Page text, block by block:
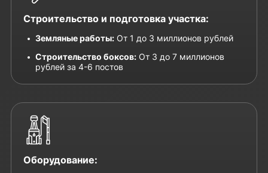
Строительство и подготовка участка:
Земляные работы: От 1 до 3 миллионов рублей
Строительство боксов: От 3 до 7 миллионов
рублей за 4-6 постов
Оборудование: